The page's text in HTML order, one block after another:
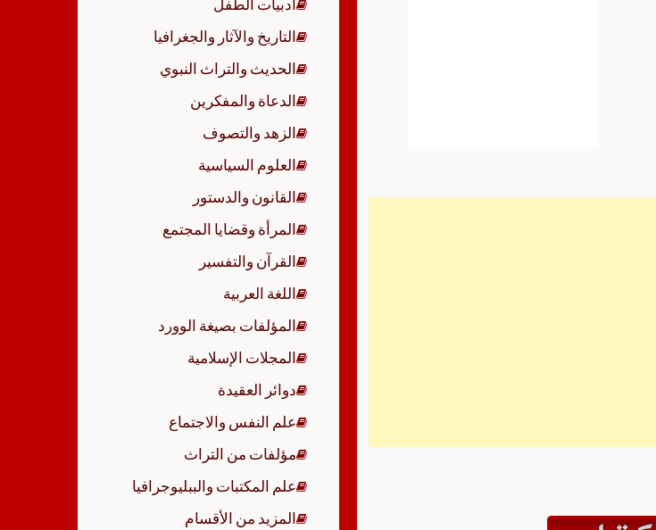
أدبيات الطفل
التاريخ والآثار والجغرافيا
الحديث والتراث النبوي
الدعاة والمفكرين
الزهد والتصوف
العلوم السياسية
القانون والدستور
المرأة وقضايا المجتمع
القرآن والتفسير
اللغة العربية
المؤلفات بصيغة الوورد
المجلات الإسلامية
دوائر العقيدة
علم النفس والاجتماع
مؤلفات من التراث
علم المكتبات والببليوجرافيا
المزيد من الأقسام